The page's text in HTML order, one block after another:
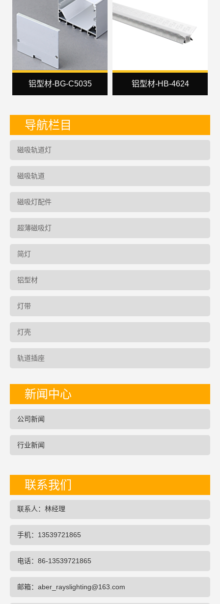
铝型材-BG-C5035 铝型材-HB-4624
导航栏目
磁吸轨道灯
磁吸轨道
磁吸灯配件
超薄磁吸灯
简灯
铝型材
灯带
灯壳
轨道插座
新闻中心
公司新闻
行业新闻
联系我们
联系人：林经理
手机：13539721865
电话：86-13539721865
邮箱：aber_rayslighting@163.com